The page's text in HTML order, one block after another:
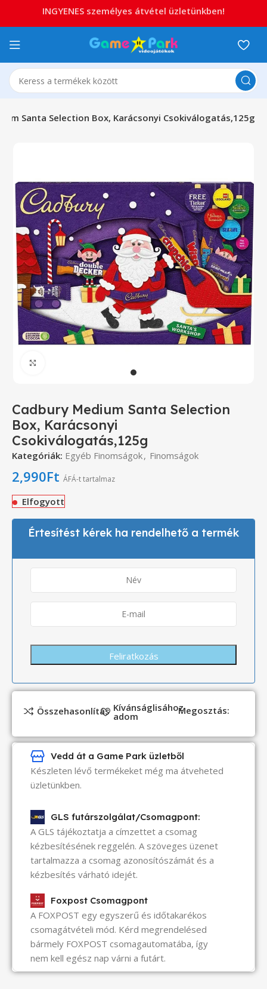
Santa Selection Box, Karácsonyi Csokiválogatás,125g
Cadbury Medium Santa Selection
Box, Karácsonyi
Csokiválogatás,125g
Kategóriák: Egyéb Finomságok, Finomságok
2,990Ft ÁFÁ-t tartalmaz
Elfogyott
Értesítést kérek ha rendelhető a termék
Összehasonlítás Kívánságlisához
adom Megosztás:
Vedd át a Game Park üzletből
Készleten lévő termékeket még ma átveheted
üzletünkben.
GLS futárszolgálat/Csomagpont:
A GLS tájékoztatja a címzettet a csomag
kézbesítésének reggelén. A szöveges üzenet
tartalmazza a csomag azonosítószámát és a
kézbesítés várható idejét.
Foxpost Csomagpont
A FOXPOST egy egyszerű és időtakarékos
csomagátvételi mód. Kérd megrendelésed
bármely FOXPOST csomagautomatába, így
nem kell egész nap várni a futárt.
INGYENES személyes átvétel üzletünkben!